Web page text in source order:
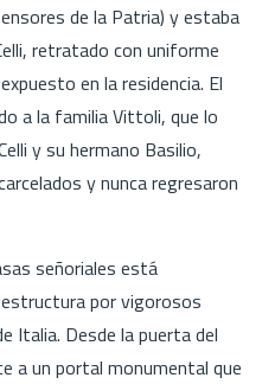
de la Patria) y estaba
retratado con uniforme
en la residencia. El
a la familia Vittoli, que lo
y su hermano Basilio,
y nunca regresaron
señoriales está
por vigorosos
Italia. Desde la puerta del
a un portal monumental que